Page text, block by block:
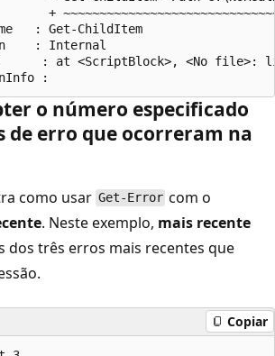
+
: Get-ChildItem
: Internal
: at <ScriptBlock>, <No file>:
o número especificado
de erro que ocorreram na
como usar Get-Error com o
. Neste exemplo, mais recente
dos três erros mais recentes que
Copiar